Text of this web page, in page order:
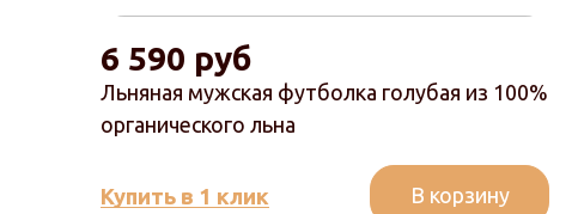
Льняная мужская футболка голубая из 100%
органического льна
6 590 руб
Купить в 1 клик В корзину